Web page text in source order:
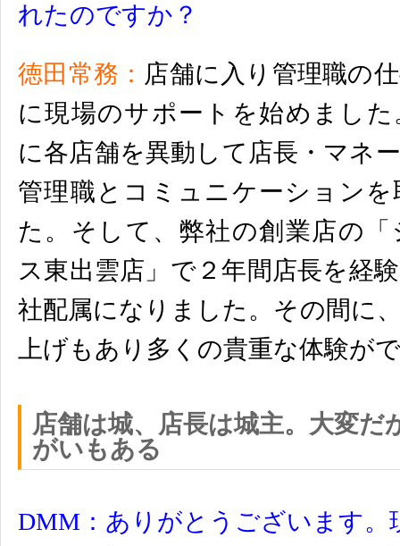
れたのですか？
徳田常務： 店舗に入り管理職の
に現場のサポートを始めました
に各店舗を異動して店長・ マネ
管理職とコミュニケーション
た。 そして、弊社の創業店の
ス東出雲店」 で２年間店長を経
社配属になりました。 その間に
上げもあり多くの貴重な体験が
店舗は城、店長は城主。大変だ
がいもある
DMM：ありがとうございます。